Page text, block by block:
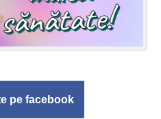
pe facebook